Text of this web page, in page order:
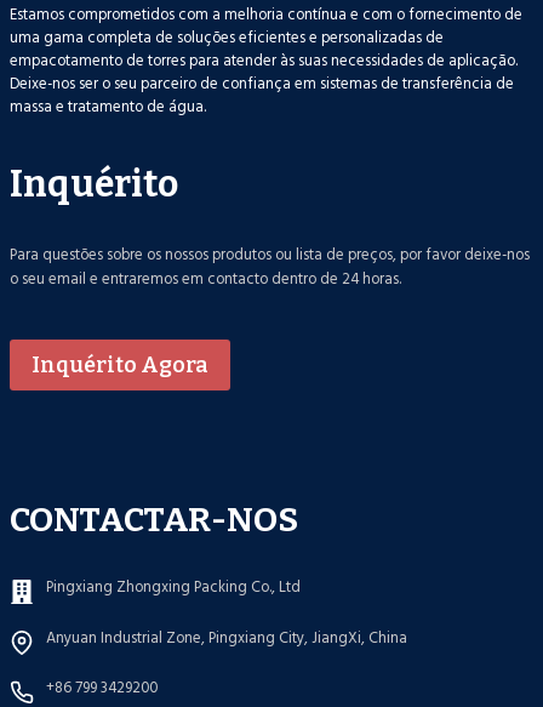
Estamos comprometidos com a melhoria contínua e com o fornecimento de
uma gama completa de soluções eficientes e personalizadas de
empacotamento de torres para atender às suas necessidades de aplicação.
Deixe-nos ser o seu parceiro de confiança em sistemas de transferência de
massa e tratamento de água.
Inquérito
Para questões sobre os nossos produtos ou lista de preços, por favor deixe-nos
o seu email e entraremos em contacto dentro de 24 horas.
Inquérito Agora
CONTACTAR-NOS
Pingxiang Zhongxing Packing Co., Ltd
Anyuan Industrial Zone, Pingxiang City, JiangXi, China
+86 799 3429200